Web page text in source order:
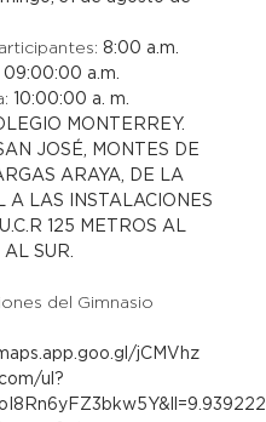
8:00 a.m.
09:00:00 a.m.
10:00:00 a. m.
MONTERREY.
JOSÉ, MONTES DE
ARAYA, DE LA
A LAS INSTALACIONES
125 METROS AL
SUR.
del Gimnasio
jCMVhz
ul?